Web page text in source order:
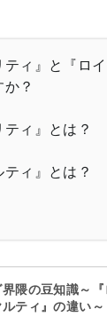
ティ』と『ロ
？
ティ』とは？
ティ』とは？
隈の豆知識～
ルティ』の違い